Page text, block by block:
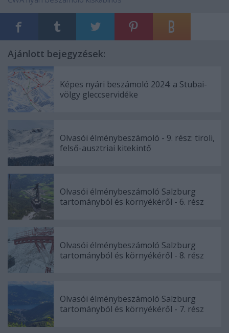
Ajánlott bejegyzések:
Képes nyári beszámoló 2024: a Stubai-
völgy gleccservidéke
Olvasói élménybeszámoló - 9. rész: tiroli,
felső-ausztriai kitekintő
Olvasói élménybeszámoló Salzburg
tartományból és környékéről - 6. rész
Olvasói élménybeszámoló Salzburg
tartományból és környékéről - 8. rész
Olvasói élménybeszámoló Salzburg
tartományból és környékéről - 7. rész